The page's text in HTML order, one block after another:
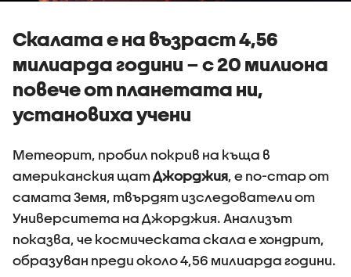
Скалата е на възраст 4,56
милиарда години – с 20 милиона
повече от планетата ни,
установиха учени
Метеорит, пробил покрив на къща в
американския щатДжорджия, е по-стар от
самата Земя, твърдят изследователи от
Университета на Джорджия. Анализът
показва, че космическата скала е хондрит,
образуван преди около 4,56 милиарда години.